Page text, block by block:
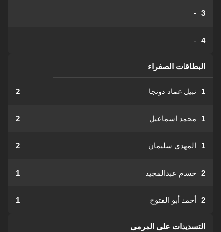
3
-
4
-
البطاقات الصفراء
1 نبيل عماد دونجا 2
1 محمد اسماعيل 2
1 المهدي سليمان 2
2 حسام عبدالمجيد 1
2 أحمد أبو الفتوح 1
التسديدات على المرمى